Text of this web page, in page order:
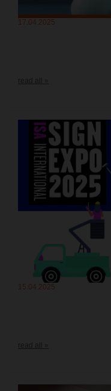
17.04.2025
read all »
15.04.2025
read all »